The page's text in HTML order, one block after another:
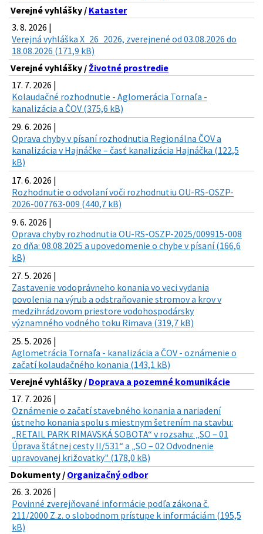
Verejné vyhlášky / Kataster
3. 8. 2026 |
Verejná vyhláška X_26_2026, zverejnené od 03.08.2026 do
18.08.2026 (171,9 kB)
Verejné vyhlášky / Životné prostredie
17. 7. 2026 |
Kolaudačné rozhodnutie - Aglomerácia Tornaľa -
kanalizácia a ČOV (375,6 kB)
29. 6. 2026 |
Oprava chyby v písaní rozhodnutia Regionálna ČOV a
kanalizácia v Hajnáčke – časť kanalizácia Hajnáčka (122,5
kB)
17. 6. 2026 |
Rozhodnutie o odvolaní voči rozhodnutiu OU-RS-OSZP-
2026-007763-009 (440,7 kB)
9. 6. 2026 |
Oprava chyby rozhodnutia OU-RS-OSZP-2025/009915-008
zo dňa: 08.08.2025 a upovedomenie o chybe v písaní (166,6
kB)
27. 5. 2026 |
Zastavenie vodoprávneho konania vo veci vydania
povolenia na výrub a odstraňovanie stromov a krov v
medzihrádzovom priestore vodohospodársky
významného vodného toku Rimava (319,7 kB)
25. 5. 2026 |
Aglometrácia Tornaľa - kanalizácia a ČOV - oznámenie o
začatí kolaudačného konania (143,1 kB)
Verejné vyhlášky / Doprava a pozemné komunikácie
17. 7. 2026 |
Oznámenie o začatí stavebného konania a nariadení
ústneho konania spolu s miestnym šetrením na stavbu:
„RETAIL PARK RIMAVSKÁ SOBOTA“ v rozsahu: „SO – 01
Úprava štátnej cesty II/531“ a „SO – 02 Odvodnenie
upravovanej križovatky" (178,0 kB)
Dokumenty / Organizačný odbor
26. 3. 2026 |
Povinné zverejňované informácie podľa zákona č.
211/2000 Z.z. o slobodnom prístupe k informáciám (195,5
kB)